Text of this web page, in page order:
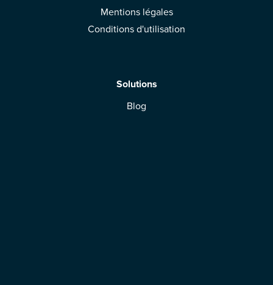
Mentions légales
Conditions d'utilisation
Solutions
Blog